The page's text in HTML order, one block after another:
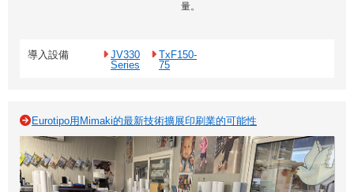
量。
導入設備
JV330
Series
TxF150-
75
Eurotipo用Mimaki的最新技術擴展印刷業的可能性